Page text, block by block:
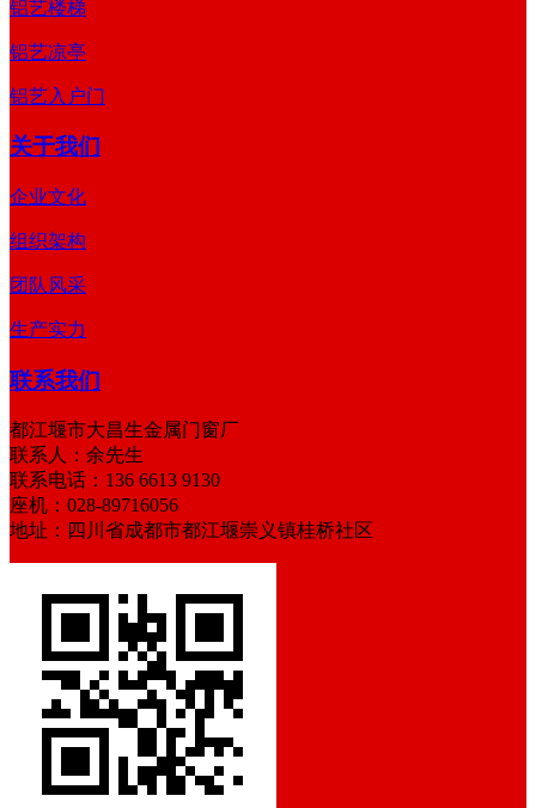
铝艺楼梯
铝艺凉亭
铝艺入户门
关于我们
企业文化
组织架构
团队风采
生产实力
联系我们
都江堰市大昌生金属门窗厂
联系人：余先生
联系电话：136 6613 9130
座机：028-89716056
地址：四川省成都市都江堰崇义镇桂桥社区